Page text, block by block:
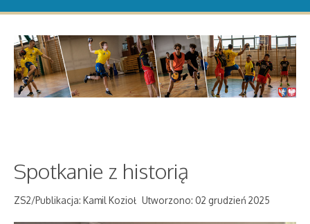
Spotkanie z historią
ZS2/Publikacja: Kamil Kozioł Utworzono: 02 grudzień 2025